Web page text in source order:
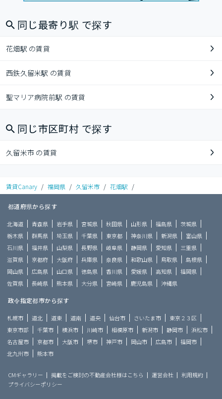
同じ最寄り駅 で探す
花畑駅 の賃貸
西鉄久留米駅 の賃貸
聖マリア病院前駅 の賃貸
同じ市区町村 で探す
久留米市 の賃貸
賃貸Canary / 福岡県 / 久留米市 / 花畑駅 /
都道府県から探す
北海道 青森県 岩手県 宮城県 秋田県 山形県 福島県
茨城県
栃木県
群馬県 埼玉県 千葉県 東京都 神奈川県 新潟県
富山県
石川県
福井県 山梨県 長野県 岐阜県 静岡県 愛知県
三重県
滋賀県
京都府 大阪府 兵庫県 奈良県 和歌山県 鳥取県
島根県
岡山県
広島県 山口県 徳島県 香川県 愛媛県 高知県
福岡県
佐賀県
長崎県 熊本県 大分県 宮崎県 鹿児島県 沖縄県
政令指定都市から探す
札幌市 道北 道東 道南 道央 仙台市 さいたま市
東京２３区
東京市部
千葉市 横浜市 川崎市 相模原市 新潟市 静岡市
浜松市
名古屋市
京都市 大阪市 堺市 神戸市 岡山市 広島市
福岡市
北九州市
熊本市
CMギャラリー 掲載をご検討の不動産会社様はこちら 運営会社
利用規約
プライバシーポリシー